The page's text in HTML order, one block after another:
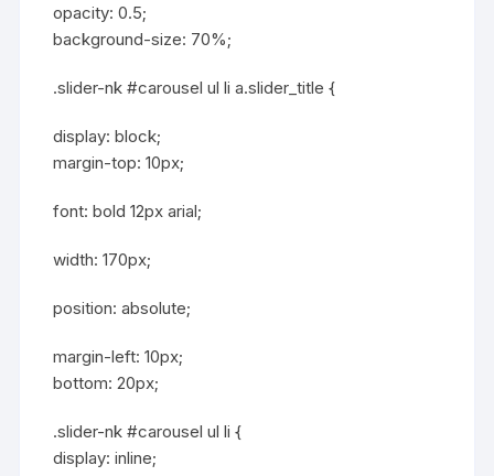
opacity: 0.5;
background-size: 70%;
.slider-nk #carousel ul li a.slider_title {
display: block;
margin-top: 10px;
font: bold 12px arial;
width: 170px;
position: absolute;
margin-left: 10px;
bottom: 20px;
.slider-nk #carousel ul li {
display: inline;